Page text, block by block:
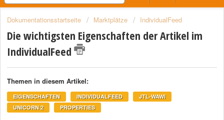
Dokumentationsstartseite Marktplätze IndividualFeed
Die wichtigsten Eigenschaften der Artikel im
IndividualFeed
Themen in diesem Artikel:
EIGENSCHAFTEN INDIVIDUALFEED
JTL-WAWI
UNICORN 2
PROPERTIES